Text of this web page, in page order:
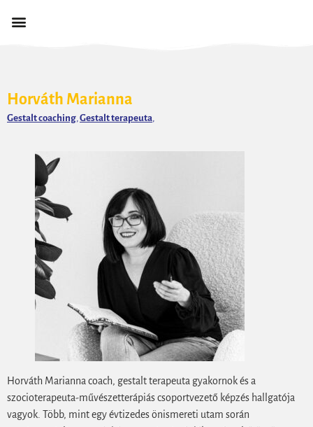
Horváth Marianna
Gestalt coaching,Gestalt terapeuta,
Horváth Marianna coach, gestalt terapeuta gyakornok és a
szocioterapeuta-művészetterápiás csoportvezető képzés hallgatója
vagyok. Több, mint egy évtizedes önismereti utam során